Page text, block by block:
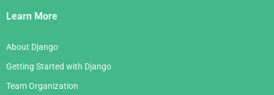
Links
Learn More
About Django
Getting Started with Django
Team Organization